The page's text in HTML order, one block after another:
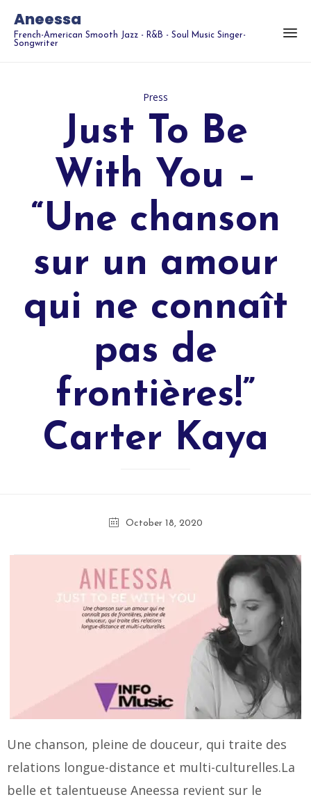
Aneessa
French-American Smooth Jazz - R&B - Soul Music Singer-
Songwriter
Just To Be
With You –
“Une chanson
sur un amour
qui ne connaît
pas de
frontières!”
Carter Kaya
Category
Press
October 18, 2020
Une chanson, pleine de douceur, qui traite des
relations longue-distance et multi-culturelles.La
belle et talentueuse Aneessa revient sur le